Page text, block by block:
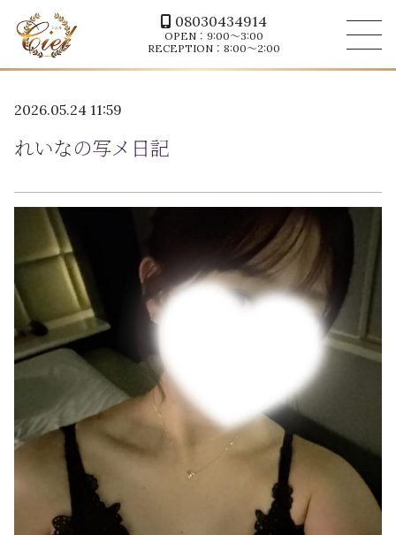
08030434914
OPEN：9:00～3:00
RECEPTION：8:00～2:00
2026.05.24 11:59
れいなの写メ日記